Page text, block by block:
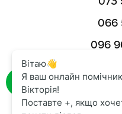
073
066
096